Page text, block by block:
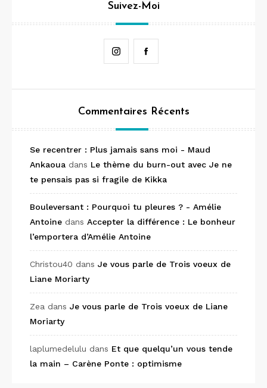
Suivez-Moi
Instagram
Commentaires Récents
Se recentrer : Plus jamais sans moi - Maud
Ankaoua dans Le thème du burn-out avec Je ne
te pensais pas si fragile de Kikka
Bouleversant : Pourquoi tu pleures ? - Amélie
Antoine dans Accepter la différence : Le bonheur
l’emportera d’Amélie Antoine
Christou40 dans Je vous parle de Trois voeux de
Liane Moriarty
Zea dans Je vous parle de Trois voeux de Liane
Moriarty
laplumedelulu dans Et que quelqu’un vous tende
la main – Carène Ponte : optimisme